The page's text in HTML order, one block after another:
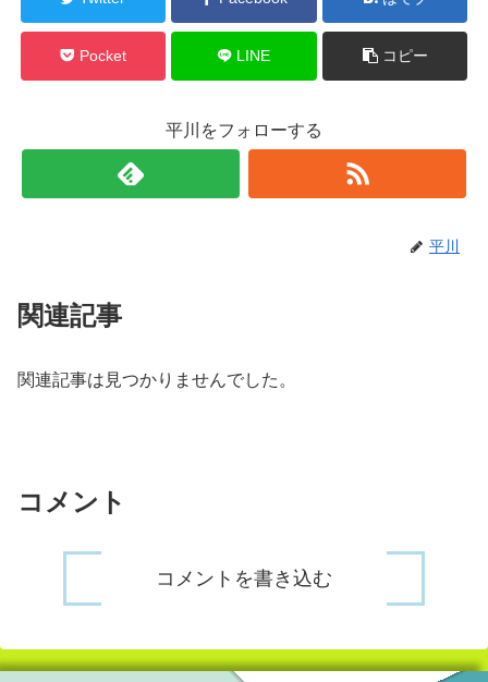
Pocket LINE コピー
平川をフォローする
平川
関連記事
関連記事は見つかりませんでした。
コメント
コメントを書き込む